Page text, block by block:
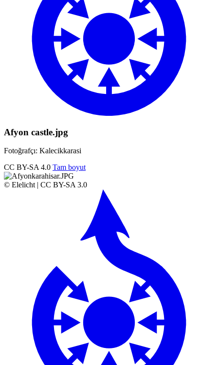
Afyon castle.jpg
Fotoğrafçı: Kalecikkarasi
CC BY-SA 4.0 Tam boyut
© Elelicht | CC BY-SA 3.0